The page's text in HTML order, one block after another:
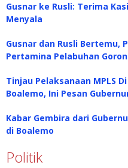
Gusnar ke Rusli: Terima
Menyala
Gusnar dan Rusli Bertemu,
Pertamina Pelabuhan
Tinjau Pelaksanaan MPLS
Boalemo, Ini Pesan
Kabar Gembira dari
di Boalemo
Politik